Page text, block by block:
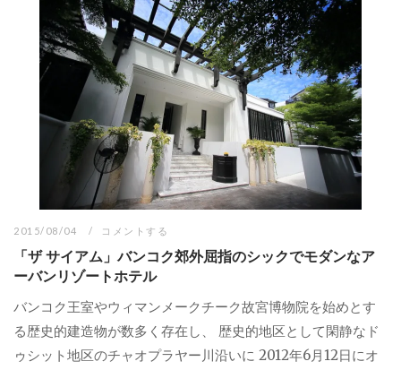
2015/08/04 コメントする
「ザ サイアム」バンコク郊外屈指のシックでモダンなア
ーバンリゾートホテル
バンコク王室やウィマンメークチーク故宮博物院を始めとす
る歴史的建造物が数多く存在し、 歴史的地区として閑静なド
ゥシット地区のチャオプラヤー川沿いに 2012年6月12日にオ